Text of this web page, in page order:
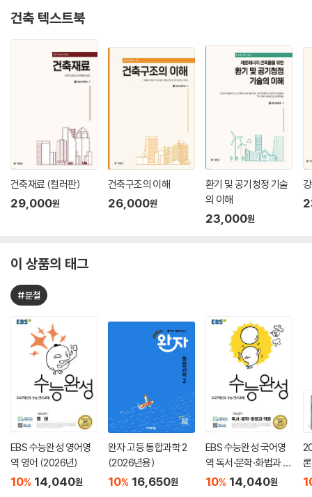
건축 텍스트북
건축재료 (컬러판)
29,000원
건축구조의 이해
26,000원
환기 및 공기청정 기술
의 이해
23,000원
이 상품의 태그
#분철
EBS 수능완성 영어영
역 영어 (2026년)
10% 14,040원
완자 고등 통합과학 2
(2026년용)
10% 16,650원
EBS 수능완성 국어영
역 독서·문학·화법과 작
문 (2026년)
10% 14,040원
(